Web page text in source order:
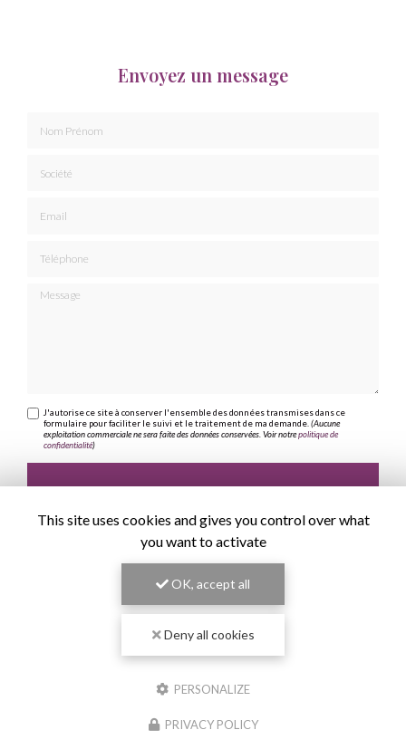
Envoyez un message
Message
J'autorise ce site à conserver l'ensemble des données transmises dans ce
formulaire pour faciliter le suivi et le traitement de ma demande.(Aucune
exploitation commerciale ne sera faite des données conservées. Voir notrepolitique de
confidentialité)
This site uses cookies and gives you control over what
you want to activate
OK, accept all
Deny all cookies
PERSONALIZE
PRIVACY POLICY